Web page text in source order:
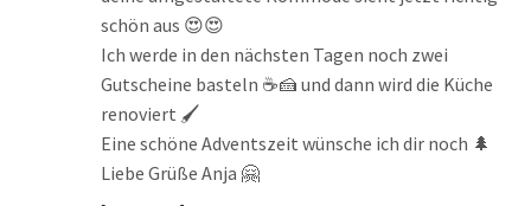
schön aus 😍😍
Ich werde in den nächsten Tagen noch zwei
Gutscheine basteln ☕🍰 und dann wird die Küche
renoviert 🖌️
Eine schöne Adventszeit wünsche ich dir noch 🌲
Liebe Grüße Anja 🤗